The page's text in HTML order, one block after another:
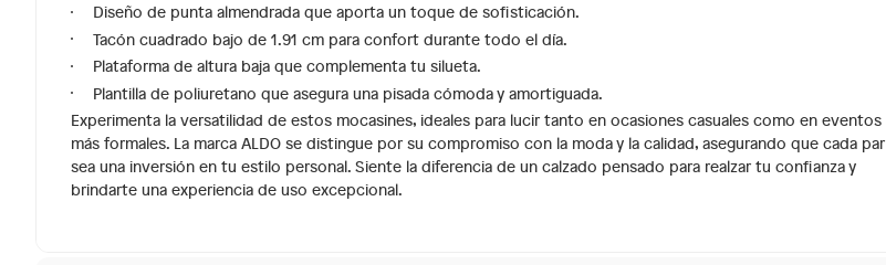
Diseño de punta almendrada que aporta un toque de sofisticación.
Tacón cuadrado bajo de 1.91 cm para confort durante todo el día.
Plataforma de altura baja que complementa tu silueta.
Plantilla de poliuretano que asegura una pisada cómoda y amortiguada.
Experimenta la versatilidad de estos mocasines, ideales para lucir tanto en ocasiones casuales como en eventos
más formales. La marca ALDO se distingue por su compromiso con la moda y la calidad, asegurando que cada par
sea una inversión en tu estilo personal. Siente la diferencia de un calzado pensado para realzar tu confianza y
brindarte una experiencia de uso excepcional.